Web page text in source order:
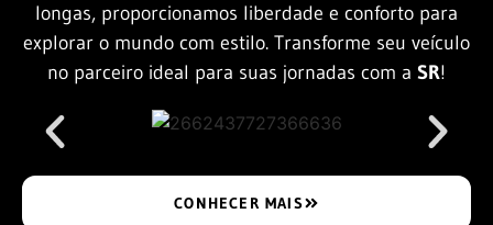
longas, proporcionamos liberdade e conforto para
explorar o mundo com estilo. Transforme seu veículo
no parceiro ideal para suas jornadas com a SR!
CONHECER MAIS